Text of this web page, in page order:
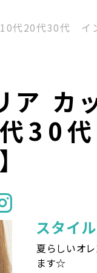
代20代30代 イ
カ
30
スタイ
夏らしいオ
ます☆